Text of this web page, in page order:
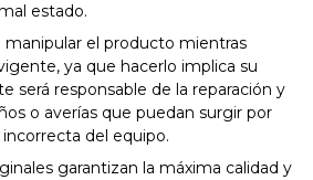
estado.
manipular el producto mientras
ya que hacerlo implica su
será responsable de la reparación y
o averías que puedan surgir por
del equipo.
garantizan la máxima calidad y